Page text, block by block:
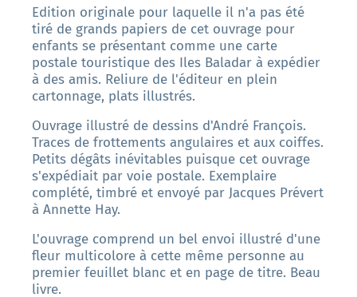
Edition originale pour laquelle il n'a pas été
tiré de grands papiers de cet ouvrage pour
enfants se présentant comme une carte
postale touristique des Iles Baladar à expédier
à des amis. Reliure de l'éditeur en plein
cartonnage, plats illustrés.
Ouvrage illustré de dessins d'André François.
Traces de frottements angulaires et aux coiffes.
Petits dégâts inévitables puisque cet ouvrage
s'expédiait par voie postale. Exemplaire
complété, timbré et envoyé par Jacques Prévert
à Annette Hay.
L'ouvrage comprend un bel envoi illustré d'une
fleur multicolore à cette même personne au
premier feuillet blanc et en page de titre. Beau
livre.